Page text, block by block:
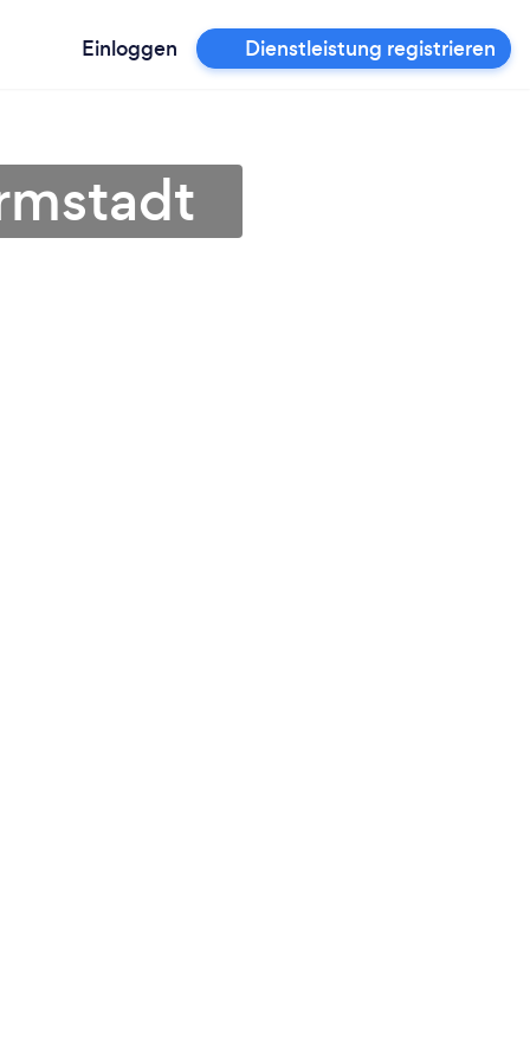
Einloggen Dienstleistung registrieren